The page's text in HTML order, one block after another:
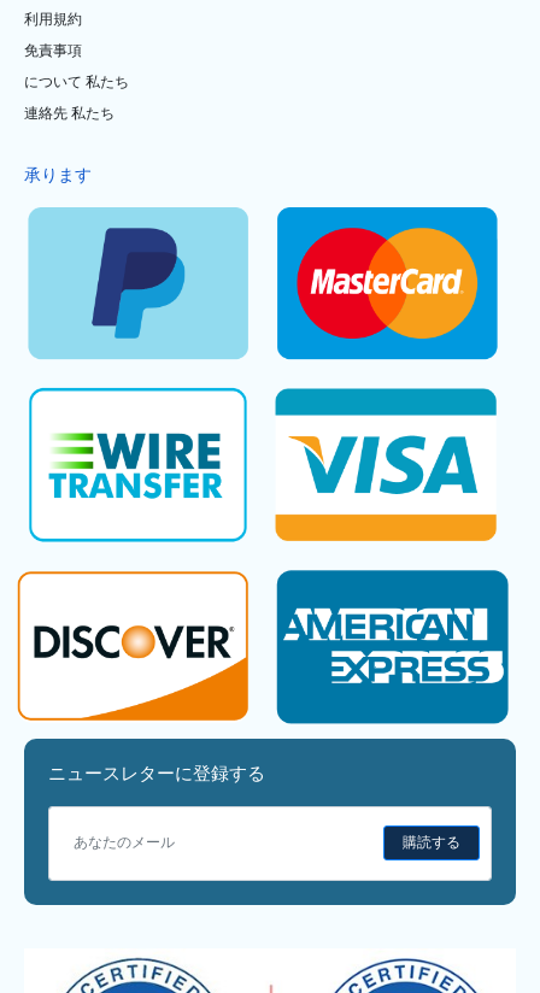
利用規約
免責事項
について 私たち
連絡先 私たち
承ります
ニュースレターに登録する
購読する